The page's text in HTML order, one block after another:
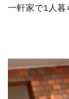
一軒家で1人暮